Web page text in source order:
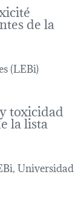
de la
(LEBi)
toxicidad
la lista
Universidad